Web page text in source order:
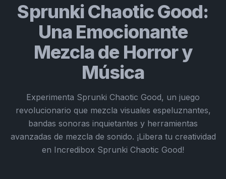
Sprunki Chaotic Good:
Una Emocionante
Mezcla de Horror y
Música
Experimenta Sprunki Chaotic Good, un juego
revolucionario que mezcla visuales espeluznantes,
bandas sonoras inquietantes y herramientas
avanzadas de mezcla de sonido. ¡Libera tu creatividad
en Incredibox Sprunki Chaotic Good!